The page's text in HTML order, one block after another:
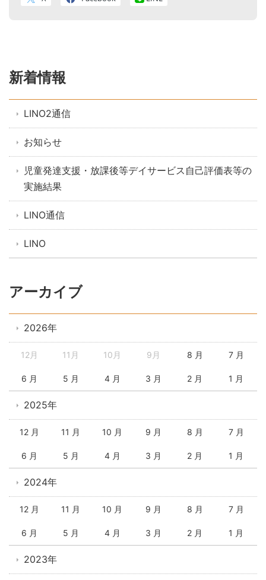
新着情報
LINO2通信
お知らせ
児童発達支援・放課後等デイサービス自己評価表等の
実施結果
LINO通信
LINO
アーカイブ
2026年
12月 11月 10月 9月 8 月 7 月
6 月 5 月 4 月 3 月 2 月 1 月
2025年
12 月 11 月 10 月 9 月 8 月 7 月
6 月 5 月 4 月 3 月 2 月 1 月
2024年
12 月 11 月 10 月 9 月 8 月 7 月
6 月 5 月 4 月 3 月 2 月 1 月
2023年